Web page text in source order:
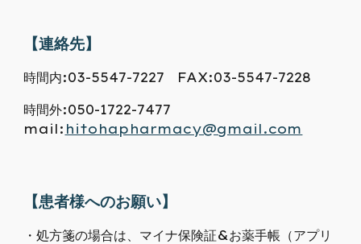
【連絡先】
時間内:03-5547-7227 FAX:03-5547-7228
時間外:050-1722-7477
mail: hitohapharmacy@gmail.com
【患者様へのお願い】
・処方箋の場合は、マイナ保険証&お薬手帳（アプリ